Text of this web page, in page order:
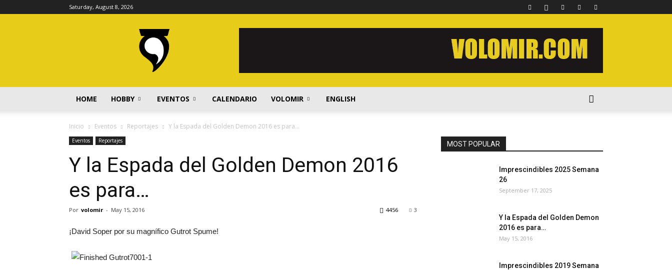
Saturday, August 8, 2026
HOME HOBBY EVENTOS CALENDARIO VOLOMIR ENGLISH
Inicio Eventos Reportajes Y la Espada del Golden Demon 2016 es para…
Eventos Reportajes
Y la Espada del Golden Demon 2016
es para…
Por volomir - May 15, 2016 3
4456
¡David Soper por su magnífico Gutrot Spume!
MOST POPULAR
Imprescindibles 2025 Semana
26
September 17, 2025
Y la Espada del Golden Demon
2016 es para…
May 15, 2016
Imprescindibles 2019 Semana